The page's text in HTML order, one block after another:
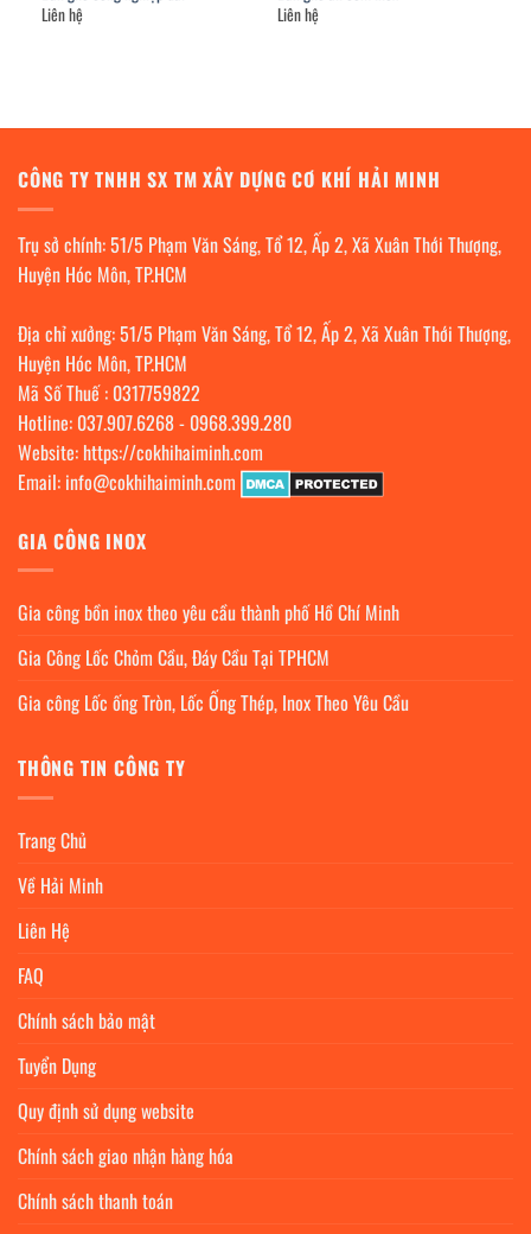
Liên hệ
Liên hệ
CÔNG TY TNHH SX TM XÂY DỰNG CƠ KHÍ HẢI MINH
Trụ sở chính: 51/5 Phạm Văn Sáng, Tổ 12, Ấp 2, Xã Xuân Thới Thượng,
Huyện Hóc Môn, TP.HCM
Địa chỉ xưởng: 51/5 Phạm Văn Sáng, Tổ 12, Ấp 2, Xã Xuân Thới Thượng,
Huyện Hóc Môn, TP.HCM
Mã Số Thuế : 0317759822
Hotline: 037.907.6268- 0968.399.280
Website: https://cokhihaiminh.com
Email: info@cokhihaiminh.com
GIA CÔNG INOX
Gia công bồn inox theo yêu cầu thành phố Hồ Chí Minh
Gia Công Lốc Chỏm Cầu, Đáy Cầu Tại TPHCM
Gia công Lốc ống Tròn, Lốc Ống Thép, Inox Theo Yêu Cầu
THÔNG TIN CÔNG TY
Trang Chủ
Về Hải Minh
Liên Hệ
FAQ
Chính sách bảo mật
Tuyển Dụng
Quy định sử dụng website
Chính sách giao nhận hàng hóa
Chính sách thanh toán